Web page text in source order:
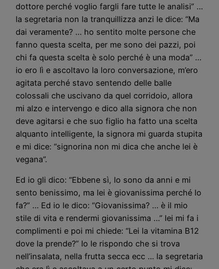
dottore perché voglio fargli fare tutte le analisi” …
la segretaria non la tranquillizza anzi le dice: “Ma
dai veramente? … ho sentito molte persone che
fanno questa scelta, per me sono dei pazzi, poi
chi fa questa scelta è solo perché è una moda” …
io ero lì e ascoltavo la loro conversazione, m’ero
agitata perché stavo sentendo delle balle
colossali che uscivano da quel corridoio, allora
mi alzo e intervengo e dico alla signora che non
deve agitarsi e che suo figlio ha fatto una scelta
alquanto intelligente, la signora mi guarda stupita
e mi dice: “signorina non mi dica che anche lei è
vegana”.
Ed io gli dico: “Ebbene sì, lo sono da anni e mi
sento benissimo, ma lei è giovanissima perché lo
fa?” … Ed io le dico: “Giovanissima? … è il mio
stile di vita e rendermi giovanissima …” lei mi fa i
complimenti e poi mi chiede: “Lei la vitamina B12
dove la prende?” Io le rispondo che si trova
nell’insalata, nella frutta secca ecc … la segretaria